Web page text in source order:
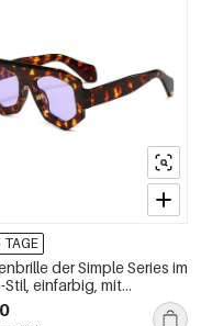
TAGE
der Simple Series im
Stil, einfarbig, mit
und